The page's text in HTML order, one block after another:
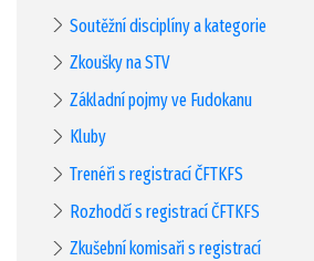
Soutěžní disciplíny a kategorie
Zkoušky na STV
Základní pojmy ve Fudokanu
Kluby
Trenéři s registrací ČFTKFS
Rozhodčí s registrací ČFTKFS
Zkušební komisaři s registrací